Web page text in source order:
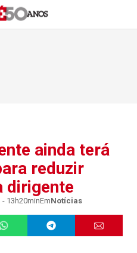
ainda terá
reduzir
dirigente
13h20minEmNotícias